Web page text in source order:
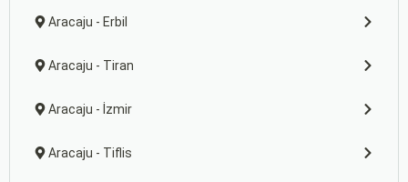
Aracaju - Erbil
Aracaju - Tiran
Aracaju - İzmir
Aracaju - Tiflis